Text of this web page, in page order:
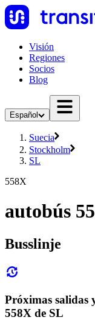
Visión
Regiones
Socios
Blog
Español
Suecia
Stockholm
SL
558X
autobús
Busslinje
Próximas salidas
558X de SL